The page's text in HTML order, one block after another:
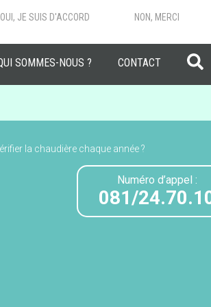
OUI, JE SUIS D'ACCORD NON, MERCI
SOMMES-NOUS ? CONTACT
la chaudière chaque année ?
Numéro d’appel :
081/